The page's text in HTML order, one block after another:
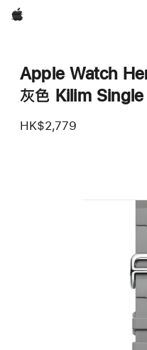
Apple
Apple Watch
灰色 Kilim Single
HK$2,779